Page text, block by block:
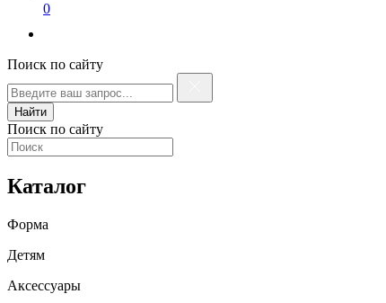
0
Поиск по сайту
Найти
Поиск по сайту
Каталог
Форма
Детям
Аксессуары